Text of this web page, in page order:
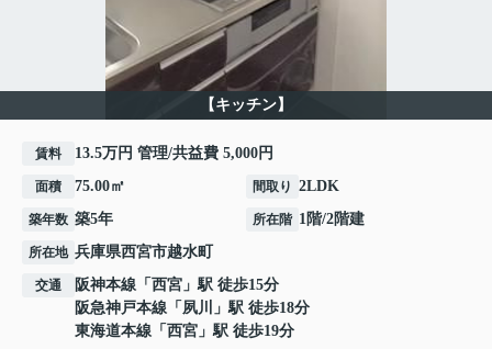
【キッチン】
賃料 13.5万円 管理/共益費 5,000円
面積 75.00㎡ 間取り 2LDK
築年数 築5年 所在階 1階/2階建
所在地 兵庫県西宮市越水町
交通 阪神本線 「 西宮 」駅 徒歩15分
阪急神戸本線 「 夙川
」駅 徒歩18分
東海道本線 「 西宮 」駅 徒歩19分